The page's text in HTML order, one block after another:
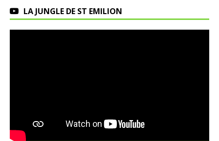
LA JUNGLE DE ST EMILION